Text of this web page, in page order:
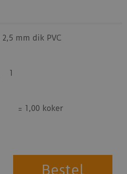
mm dik PVC
1
= 1,00 koker